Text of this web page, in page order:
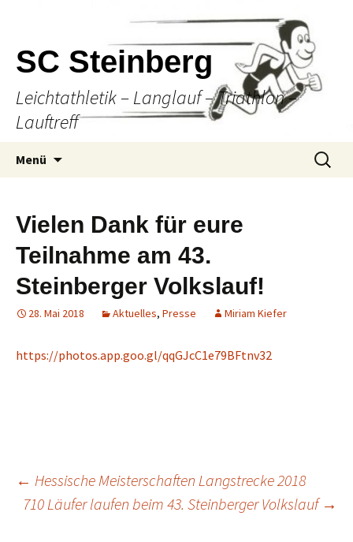
SC Steinberg
Leichtathletik – Langlauf – Triathlon –
Lauftreff
Menü
Suche
nach:
Vielen Dank für eure
Teilnahme am 43.
Steinberger Volkslauf!
28. Mai 2018 Aktuelles, Presse Miriam Kiefer
https://photos.app.goo.gl/qqGJcC1e79BFtnv32
Beitrags-
← Hessische Meisterschaften Langstrecke 2018
710 Läufer laufen beim 43. Steinberger Volkslauf →